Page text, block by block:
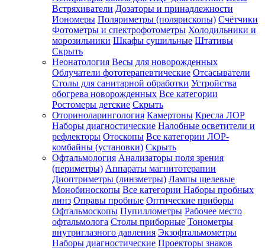
Встряхиватели Дозаторы и принадлежности
Иономеры Поляриметры (полярископы) Счётчики
Фотометры и спектрофотометры Холодильники и
морозильники Шкафы сушильные Штативы
Скрыть
Неонатология Весы для новорожденных
Облучатели фототерапевтические Отсасыватели
Столы для санитарной обработки Устройства
обогрева новорожденных Все категории
Ростомеры детские Скрыть
Оториноларингология Камертоны Кресла ЛОР
Наборы диагностические Налобные осветители и
рефлекторы Отоскопы Все категории ЛОР-
комбайны (установки) Скрыть
Офтальмология Анализаторы поля зрения
(периметры) Аппараты магнитотерапии
Диоптриметры (линзметры) Лампы щелевые
Монобиноскопы Все категории Наборы пробных
линз Оправы пробные Оптические приборы
Офтальмоскопы Пупиллометры Рабочее место
офтальмолога Столы приборные Тонометры
внутриглазного давления Экзофтальмометры
Наборы диагностические Проекторы знаков